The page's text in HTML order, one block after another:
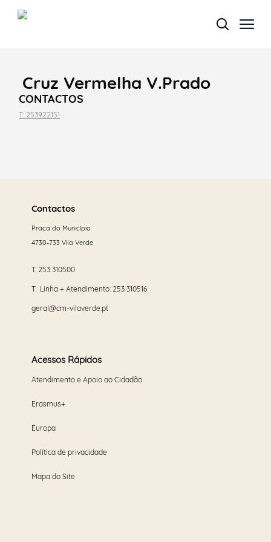
Termo de Pesquisa
Filtros
Cruz Vermelha V.Prado
CONTACTOS
T: 253922151
maisContactos
Praça do Município
4730-733 Vila Verde
T. 253 310500
T. Linha + Atendimento: 253 310516
geral@cm-vilaverde.pt
Acessos Rápidos
Atendimento e Apoio ao Cidadão
Erasmus+
Europa
Política de privacidade
Mapa do Site